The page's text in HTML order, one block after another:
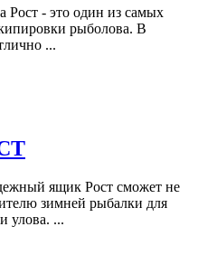
Рост - это один из самых
рыболова. В
...
ящик Рост сможет не
зимней рыбалки для
улова. ...